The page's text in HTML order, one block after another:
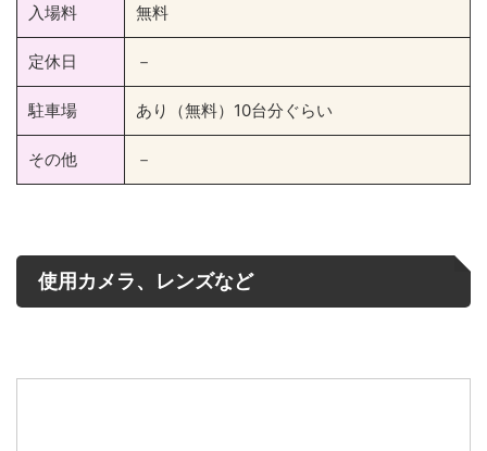
入場料 無料
定休日 －
駐車場 あり（無料）10台分ぐらい
その他 －
使用カメラ、レンズなど